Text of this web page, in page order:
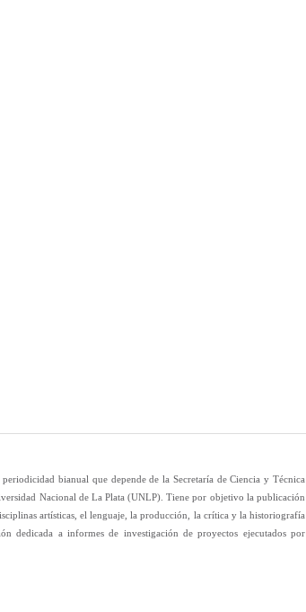
periodicidad bianual que depende de la Secretaría de Ciencia y Técnica
Nacional de La Plata (UNLP). Tiene por objetivo la publicación
artísticas, el lenguaje, la producción, la crítica y la historiografía
dedicada a informes de investigación de proyectos ejecutados por